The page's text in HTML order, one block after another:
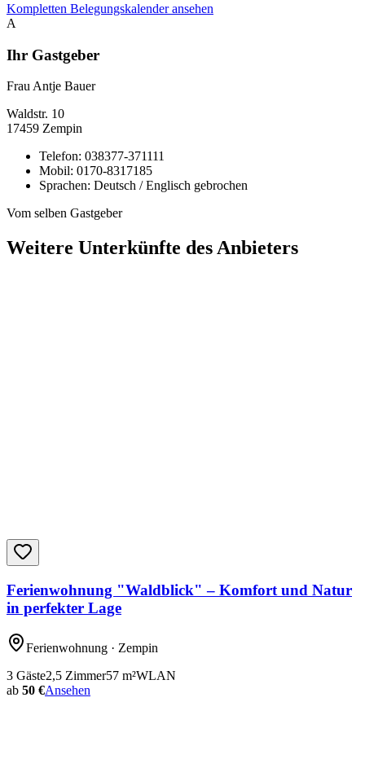
Kompletten Belegungskalender ansehen
A
Ihr Gastgeber
Frau Antje Bauer
Waldstr. 10
17459 Zempin
Telefon: 038377-371111
Mobil: 0170-8317185
Sprachen: Deutsch / Englisch gebrochen
Vom selben Gastgeber
Weitere Unterkünfte des Anbieters
Ferienwohnung "Waldblick" – Komfort und Natur
in perfekter Lage
Ferienwohnung · Zempin
3 Gäste2,5 Zimmer57 m²WLAN
ab 50 €Ansehen